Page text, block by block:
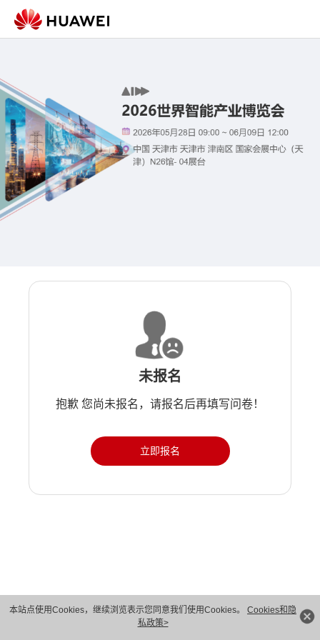
本站点使用Cookies，继续浏览表示您同意我们使用Cookies。 Cookies和隐
私政策>
未报名
抱歉 您尚未报名，请报名后再填写问卷！
立即报名
版权所有 © 华为技术有限公司 1998-2026。 保留一切权利。粤A2-20044005号
隐私保护
法律声明